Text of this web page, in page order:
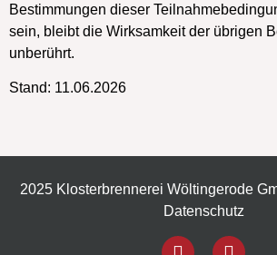
Bestimmungen dieser
sein, bleibt die Wirksamkeit der übrigen
unberührt.
Stand: 11.06.2026
2025 Klosterbrennerei Wöltingerode
Datenschutz